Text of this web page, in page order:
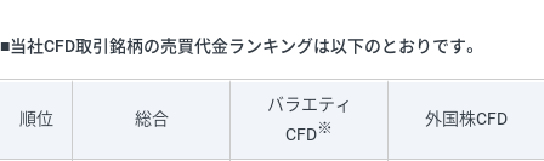
■当社CFD取引銘柄の売買代金ランキングは以下のとおりです。
順位 総合
バラエティ
CFD※ 外国株CFD